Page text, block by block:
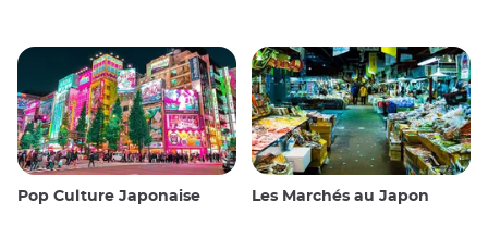
Pop Culture Japonaise Les Marchés au Japon